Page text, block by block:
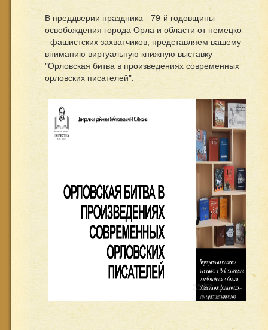
В преддверии праздника - 79-й годовщины
освобождения города Орла и области от немецко
- фашистских захватчиков, представляем вашему
вниманию виртуальную книжную выставку
"Орловская битва в произведениях современных
орловских писателей".